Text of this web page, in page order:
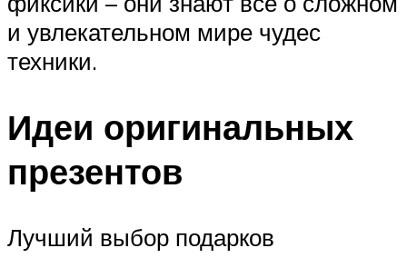
и увлекательном мире чудес
техники.
Идеи оригинальных
презентов
Лучший выбор подарков